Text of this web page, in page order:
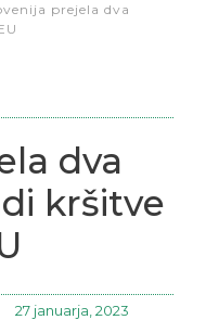
prejela dva
dva
kršitve
27 januarja, 2023